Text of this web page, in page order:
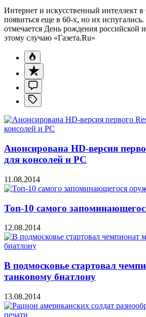
Интернет и искусственный интеллект
появиться еще в 60-х, но их испугались.
отмечается День рождения российской
этому случаю «Газета.Ru»
Анонсирована HD-версия
для консолей и PC
11.08.2014
Топ-10 самого
12.08.2014
В подмосковье стартовал
танковому биатлону
13.08.2014